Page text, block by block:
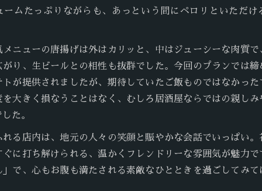
ームたっぷりながらも、あっという間にペロリといただけ
メニューの唐揚げは外はカリッと、中はジューシーな肉質で
がり、生ビールとの相性も抜群でした。今回のプランでは締
トが提供されましたが、期待していたご飯ものではなかった
を大きく損なうことはなく、むしろ居酒屋ならではの親しみ
た。
れる店内は、地元の人々の笑顔と賑やかな会話でいっぱい。
ぐに打ち解けられる、温かくフレンドリーな雰囲気が魅力で
」で、心もお腹も満たされる素敵なひとときを過ごしてみて